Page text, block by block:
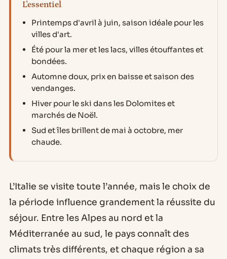
L'essentiel
Printemps d'avril à juin, saison idéale pour les
villes d'art.
Été pour la mer et les lacs, villes étouffantes et
bondées.
Automne doux, prix en baisse et saison des
vendanges.
Hiver pour le ski dans les Dolomites et
marchés de Noël.
Sud et îles brillent de mai à octobre, mer
chaude.
L’Italie se visite toute l’année, mais le choix de
la période influence grandement la réussite du
séjour. Entre les Alpes au nord et la
Méditerranée au sud, le pays connaît des
climats très différents, et chaque région a sa